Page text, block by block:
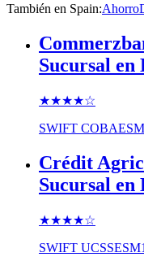
También en Spain:Ahorro
Sucursal en
★★★★☆
SWIFT
Crédit
Sucursal en
★★★★☆
SWIFT UCSSESM1